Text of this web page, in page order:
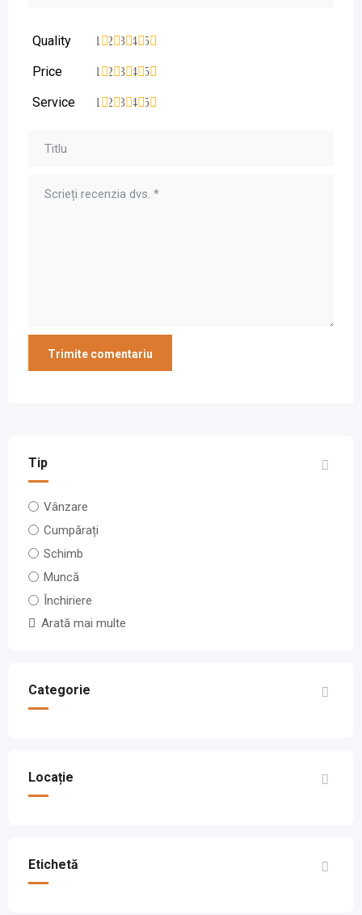
Quality 5
4
3
2
1
Price 5
4
3
2
1
Service 5
4
3
2
1
Tip
Vânzare
Cumpărați
Schimb
Muncă
Închiriere
Arată mai multe
Categorie
Locație
Etichetă